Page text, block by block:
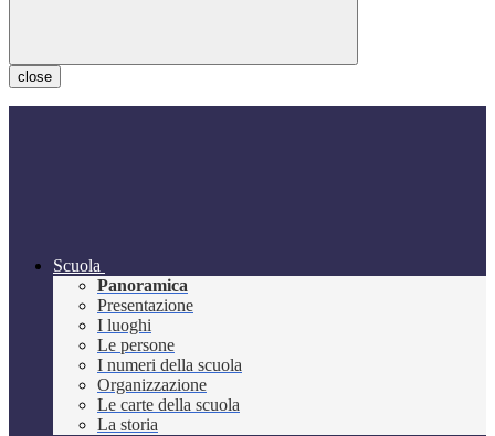
close
Scuola
Panoramica
Presentazione
I luoghi
Le persone
I numeri della scuola
Organizzazione
Le carte della scuola
La storia